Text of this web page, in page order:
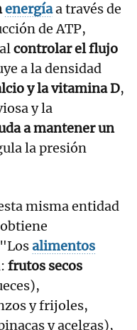
energíaa través de
de ATP,
controlar el flujo
a la densidad
y la vitamina D,
y la
a mantener un
la presión
misma entidad
alimentos
frutos secos
y frijoles,
y acelgas),